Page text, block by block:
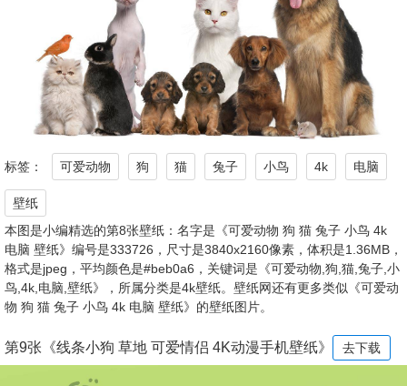
标签： 可爱动物 狗 猫 兔子 小鸟 4k 电脑
壁纸
本图是小编精选的第8张壁纸：名字是《可爱动物 狗 猫 兔子 小鸟 4k
电脑 壁纸》编号是333726，尺寸是3840x2160像素，体积是1.36MB，
格式是jpeg，平均颜色是#beb0a6，关键词是《可爱动物,狗,猫,兔子,小
鸟,4k,电脑,壁纸》，所属分类是4k壁纸。壁纸网还有更多类似《可爱动
物 狗 猫 兔子 小鸟 4k 电脑 壁纸》的壁纸图片。
第9张《线条小狗 草地 可爱情侣 4K动漫手机壁纸》 去下载